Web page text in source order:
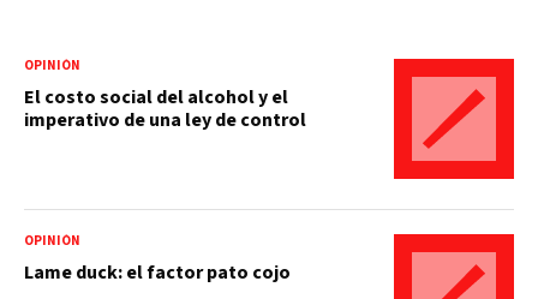
OPINIÓN
El costo social del alcohol y el
imperativo de una ley de control
OPINIÓN
Lame duck: el factor pato cojo